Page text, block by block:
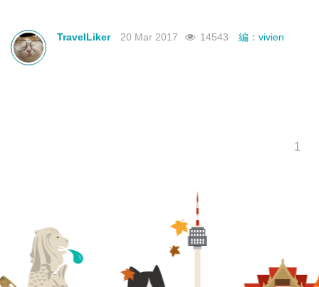
TravelLiker 20 Mar 2017 14543 編：vivien
1